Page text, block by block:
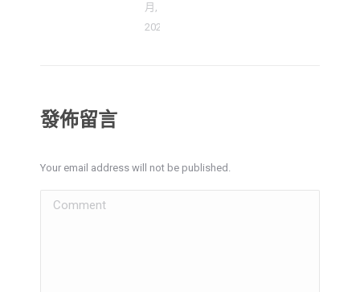
月,
2025
發佈留言
Your email address will not be published.
Comment